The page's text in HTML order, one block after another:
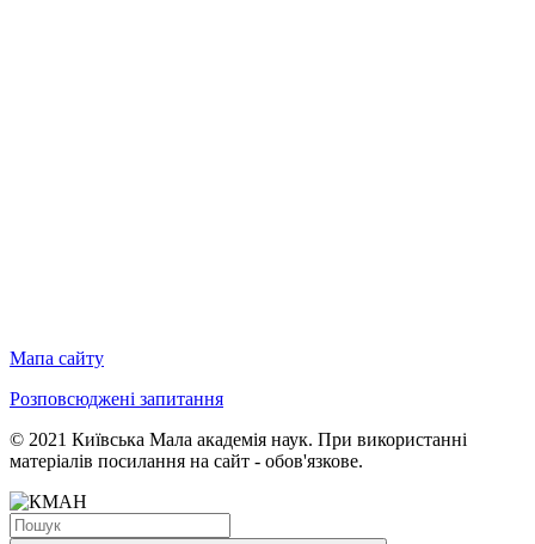
Мапа сайту
Розповсюджені запитання
© 2021 Київська Мала академія наук. При використанні
матеріалів посилання на сайт - обов'язкове.